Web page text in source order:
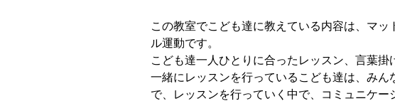
この教室でこども達に教えている内容は、マ
ル運動です。
こども達一人ひとりに合ったレッスン、言葉掛
一緒にレッスンを行っているこども達は、みん
で、レッスンを行っていく中で、コミュニケー